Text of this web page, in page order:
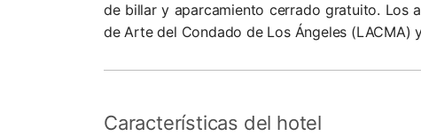
de billar y aparcamiento cerrado gratuito. Los
de Arte del Condado de Los Ángeles (LACMA)
Características del hotel